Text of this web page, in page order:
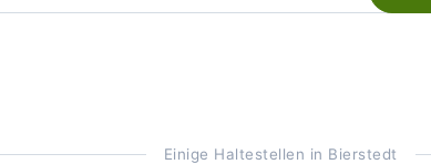
Einige Haltestellen in Bierstedt